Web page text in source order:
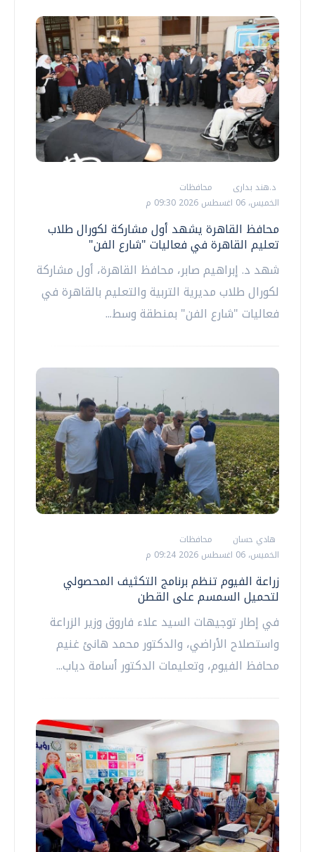
د.هند بدارى
محافظات
الخميس، 06 اغسطس 2026 09:30 م
محافظ القاهرة يشهد أول مشاركة لكورال طلاب
تعليم القاهرة في فعاليات "شارع الفن"
شهد د. إبراهيم صابر، محافظ القاهرة، أول مشاركة
لكورال طلاب مديرية التربية والتعليم بالقاهرة في
فعاليات "شارع الفن" بمنطقة وسط...
هادي حسان
محافظات
الخميس، 06 اغسطس 2026 09:24 م
زراعة الفيوم تنظم برنامج التكثيف المحصولي
لتحميل السمسم على القطن
في إطار توجيهات السيد علاء فاروق وزير الزراعة
واستصلاح الأراضي، والدكتور محمد هانئ غنيم
محافظ الفيوم، وتعليمات الدكتور أسامة دياب...